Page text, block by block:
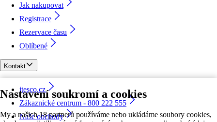
Nastavení soukromí a cookies
My a našich 18 partnerů používáme nebo ukládáme soubory cookies,
Jak nakupovat
Registrace
Rezervace času
Oblíbené
Kontakt
itesco.cz
Zákaznické centrum - 800 222 555
Naše obchody